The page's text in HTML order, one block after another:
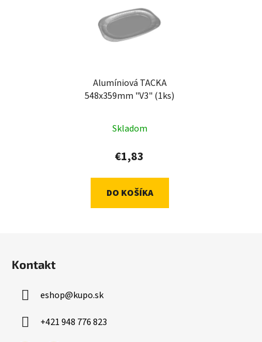
Alumíniová TACKA
548x359mm "V3" (1ks)
Skladom
€1,83
DO KOŠÍKA
Kontakt
eshop@kupo.sk
+421 948 776 823